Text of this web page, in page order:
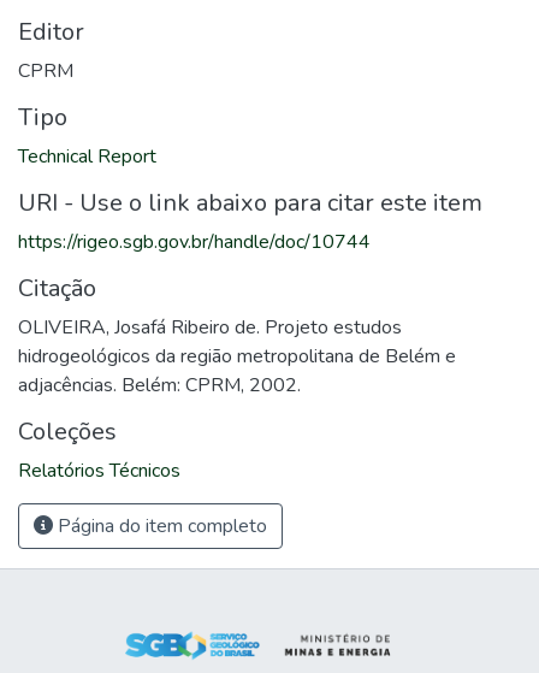
Editor
CPRM
Tipo
Technical Report
URI - Use o link abaixo para citar este item
https://rigeo.sgb.gov.br/handle/doc/10744
Citação
OLIVEIRA, Josafá Ribeiro de. Projeto estudos
hidrogeológicos da região metropolitana de Belém e
adjacências. Belém: CPRM, 2002.
Coleções
Relatórios Técnicos
Página do item completo